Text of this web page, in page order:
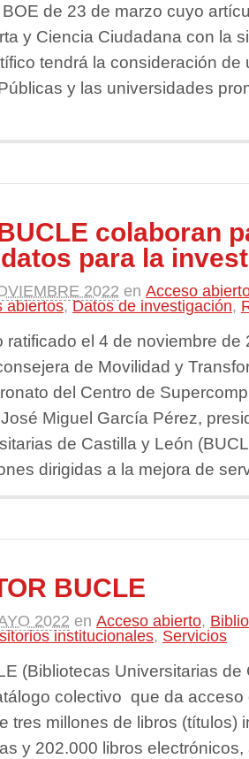
de 23 de marzo cuyo
y Ciencia Ciudadana con la
tendrá la consideración de
y las universidades
colaboran
para la
2022 en Acceso
abiertos,Datos de investigación,
ratificado el 4 de noviembre de
de Movilidad y
del Centro de
Miguel García Pérez,
de Castilla y León
dirigidas a la mejora de
BUCLE
2022 en Acceso abierto,
institucionales, Servicios
(Bibliotecas Universitarias de
colectivo que da acceso
tres millones de libros (títulos)
y 202.000 libros